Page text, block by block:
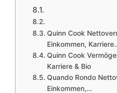
Quinn Cook
Einkommen,
Quinn Cook
Karriere & Bio
Quando Rondo
Einkommen,…